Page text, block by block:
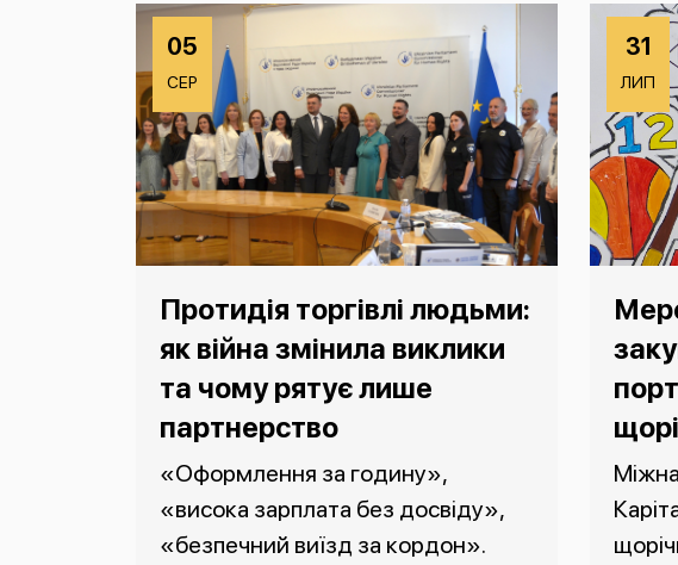
05
СЕР
Протидія торгівлі людьми:
як війна змінила виклики
та чому рятує лише
партнерство
«Оформлення за годину»,
«висока зарплата без досвіду»,
«безпечний виїзд за кордон».
31
ЛИП